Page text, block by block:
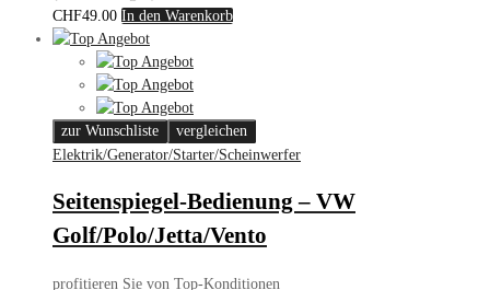
CHF49.00 In den Warenkorb
zur Wunschliste
vergleichen
Elektrik/Generator/Starter/Scheinwerfer
Seitenspiegel-Bedienung – VW
Golf/Polo/Jetta/Vento
profitieren Sie von Top-Konditionen